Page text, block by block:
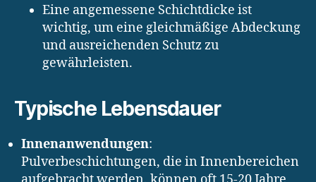
Eine angemessene Schichtdicke ist
wichtig, um eine gleichmäßige Abdeckung
und ausreichenden Schutz zu
gewährleisten.
Typische Lebensdauer
Innenanwendungen:
Pulverbeschichtungen, die in Innenbereichen